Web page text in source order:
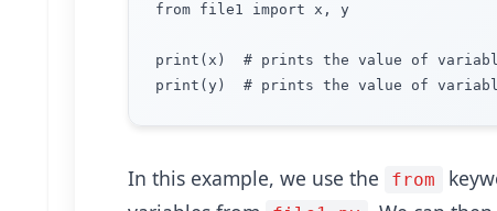
from file1 import x, y
print(x)  # prints the value of
In this example, we use the from